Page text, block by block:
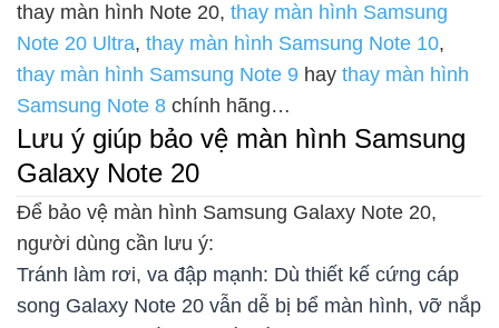
thay màn hình Note 20, thay màn hình Samsung
Note 20 Ultra, thay màn hình Samsung Note 10,
thay màn hình Samsung Note 9 hay thay màn hình
Samsung Note 8 chính hãng…
Lưu ý giúp bảo vệ màn hình Samsung
Galaxy Note 20
Để bảo vệ màn hình Samsung Galaxy Note 20,
người dùng cần lưu ý:
Tránh làm rơi, va đập mạnh: Dù thiết kế cứng cáp
song Galaxy Note 20 vẫn dễ bị bể màn hình, vỡ nắp